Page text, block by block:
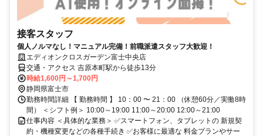
接客スタッフ
個人ノルマなし！マニュアル完備！前職派遣スタッフ大歓迎！
エディオンクロスガーデン富士中央店
交通・アクセス 吉原本町駅から徒歩13分
時給1,600円～1,700円
静岡県富士市
勤務時間詳細 【 勤務時間 】 10：00 〜 21：00 （休憩60分／実働8時
間） ＜シフト例＞ 10:00～19:00 11:00～20:00 12:00～21:00
仕事内容 ＜具体的な業務＞ ✅スマートフォン、タブレットの 新規契
約・機種変更などの各種手続き ✅お客様に最適な 料金プランやサー